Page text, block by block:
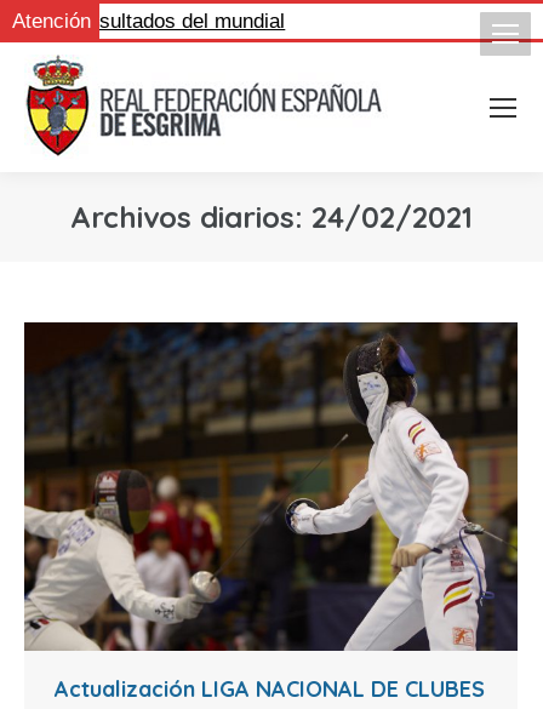
Atención
los resultados del mundial
Archivos diarios: 24/02/2021
Actualización LIGA NACIONAL DE CLUBES